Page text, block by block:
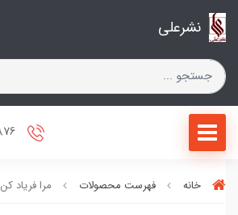
نشرعلی
خانه فهرست محصولات مرا فریاد کن